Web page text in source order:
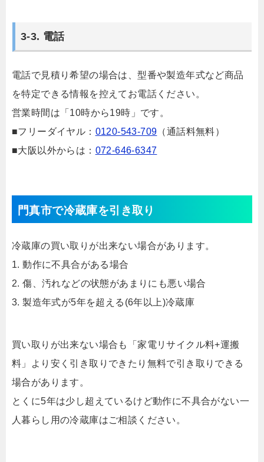
3-3. 電話
電話で見積り希望の場合は、型番や製造年式など商品
を特定できる情報を控えてお電話ください。
営業時間は「10時から19時」です。
■フリーダイヤル： 0120-543-709 （通話料無料）
■大阪以外からは： 072-646-6347
門真市で冷蔵庫を引き取り
冷蔵庫の買い取りが出来ない場合があります。
1. 動作に不具合がある場合
2. 傷、汚れなどの状態があまりにも悪い場合
3. 製造年式が5年を超える(6年以上)冷蔵庫
買い取りが出来ない場合も「家電リサイクル料+運搬
料」より安く引き取りできたり無料で引き取りできる
場合があります。
とくに5年は少し超えているけど動作に不具合がない一
人暮らし用の冷蔵庫はご相談ください。